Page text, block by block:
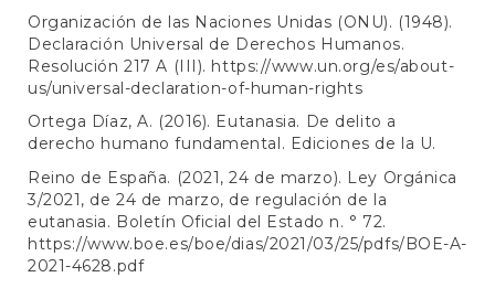
Organización de las Naciones Unidas (ONU). (1948).
Declaración Universal de Derechos Humanos.
Resolución 217 A (III). https://www.un.org/es/about-
us/universal-declaration-of-human-rights
Ortega Díaz, A. (2016). Eutanasia. De delito a
derecho humano fundamental. Ediciones de la U.
Reino de España. (2021, 24 de marzo). Ley Orgánica
3/2021, de 24 de marzo, de regulación de la
eutanasia. Boletín Oficial del Estado n. ° 72.
https://www.boe.es/boe/dias/2021/03/25/pdfs/BOE-A-
2021-4628.pdf